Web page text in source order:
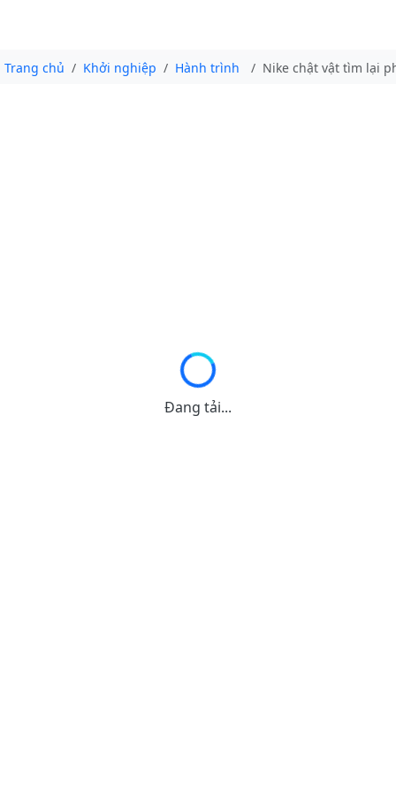
Trang chủ Khởi nghiệp Hành trình Nike chật vật tìm lại
Đang tải...